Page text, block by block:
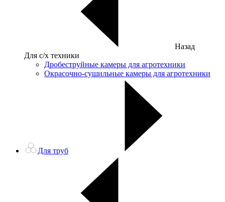
Назад
Для с/х техники
Дробеструйные камеры для агротехники
Окрасочно-сушильные камеры для агротехники
Для труб